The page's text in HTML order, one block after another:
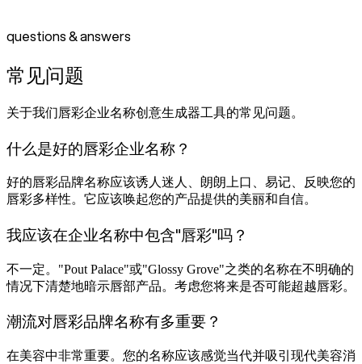
questions & answers
常见问题
关于我们唇彩企业名称创意生成器工具的常见问题。
什么是好的唇彩企业名称？
好的唇彩品牌名称应该诱人迷人、朗朗上口、易记、反映您的
唇彩多样性。它应该唤起您的产品提供的美丽和自信。
我应该在企业名称中包含"唇彩"吗？
不一定。"Pout Palace"或"Glossy Grove"之类的名称在不明确的
情况下清楚地暗示唇部产品。考虑您将来是否可能超越唇彩。
潮流对唇彩品牌名称有多重要？
在美容中非常重要。您的名称应该感觉当代并吸引现代美容消